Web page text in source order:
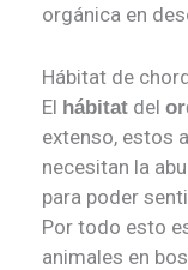
orgánica en
Hábitat de
El hábitat del
extenso, estos
necesitan la
para poder
Por todo esto
animales en